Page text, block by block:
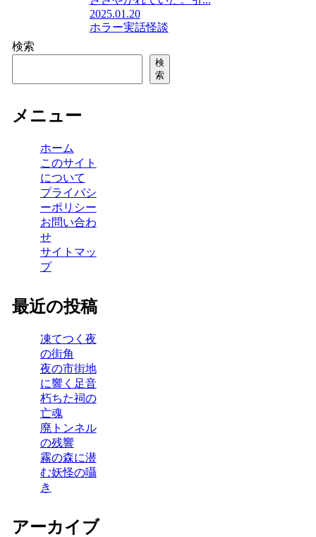
2025.01.20
ホラー実話怪談
検索
検
索
メニュー
ホーム
このサイト
について
プライバシ
ーポリシー
お問い合わ
せ
サイトマッ
プ
最近の投稿
凍てつく夜
の街角
夜の市街地
に響く足音
朽ちた祠の
亡魂
廃トンネル
の残響
霧の森に潜
む妖怪の囁
き
アーカイブ